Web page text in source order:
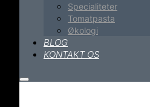
Specialiteter
Tomatpasta
Økologi
BLOG
KONTAKT OS
Hovedmenu